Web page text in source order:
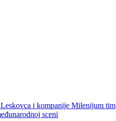
i kompanije Milenijum tim
sceni